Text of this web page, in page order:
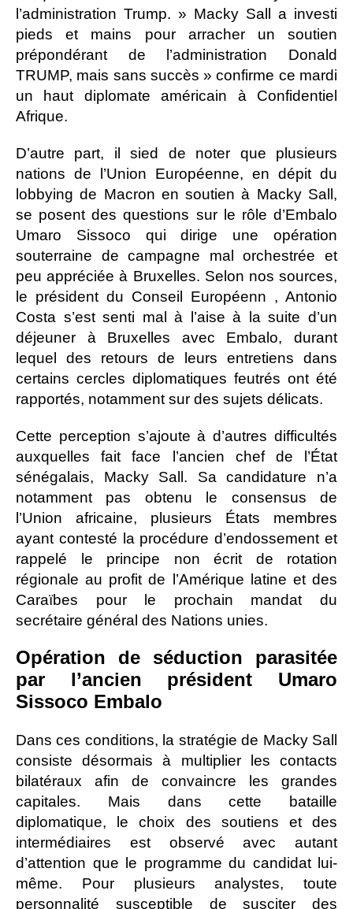
l’administration Trump. » Macky Sall a investi
pieds et mains pour arracher un soutien
prépondérant de l’administration Donald
TRUMP, mais sans succès » confirme ce mardi
un haut diplomate américain à Confidentiel
Afrique.
D’autre part, il sied de noter que plusieurs
nations de l’Union Européenne, en dépit du
lobbying de Macron en soutien à Macky Sall,
se posent des questions sur le rôle d’Embalo
Umaro Sissoco qui dirige une opération
souterraine de campagne mal orchestrée et
peu appréciée à Bruxelles. Selon nos sources,
le président du Conseil Européenn , Antonio
Costa s’est senti mal à l’aise à la suite d’un
déjeuner à Bruxelles avec Embalo, durant
lequel des retours de leurs entretiens dans
certains cercles diplomatiques feutrés ont été
rapportés, notamment sur des sujets délicats.
Cette perception s’ajoute à d’autres difficultés
auxquelles fait face l’ancien chef de l’État
sénégalais, Macky Sall. Sa candidature n’a
notamment pas obtenu le consensus de
l’Union africaine, plusieurs États membres
ayant contesté la procédure d’endossement et
rappelé le principe non écrit de rotation
régionale au profit de l’Amérique latine et des
Caraïbes pour le prochain mandat du
secrétaire général des Nations unies.
Opération de séduction parasitée
par l’ancien président Umaro
Sissoco Embalo
Dans ces conditions, la stratégie de Macky Sall
consiste désormais à multiplier les contacts
bilatéraux afin de convaincre les grandes
capitales. Mais dans cette bataille
diplomatique, le choix des soutiens et des
intermédiaires est observé avec autant
d’attention que le programme du candidat lui-
même. Pour plusieurs analystes, toute
personnalité susceptible de susciter des